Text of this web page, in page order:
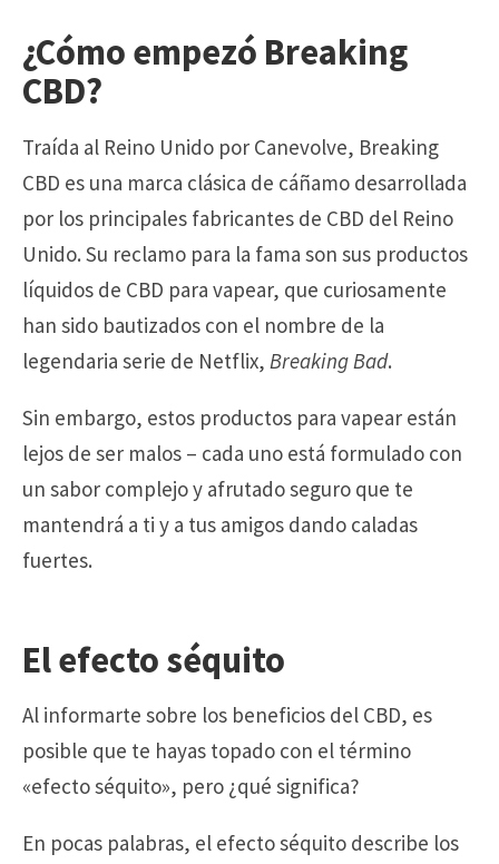
¿Cómo empezó Breaking
CBD?
Traída al Reino Unido por Canevolve, Breaking
CBD es una marca clásica de cáñamo desarrollada
por los principales fabricantes de CBD del Reino
Unido. Su reclamo para la fama son sus productos
líquidos de CBD para vapear, que curiosamente
han sido bautizados con el nombre de la
legendaria serie de Netflix, Breaking Bad.
Sin embargo, estos productos para vapear están
lejos de ser malos – cada uno está formulado con
un sabor complejo y afrutado seguro que te
mantendrá a ti y a tus amigos dando caladas
fuertes.
El efecto séquito
Al informarte sobre los beneficios del CBD, es
posible que te hayas topado con el término
«efecto séquito», pero ¿qué significa?
En pocas palabras, el efecto séquito describe los